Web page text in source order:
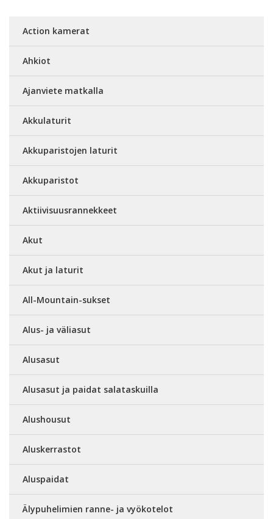
Action kamerat
Ahkiot
Ajanviete matkalla
Akkulaturit
Akkuparistojen laturit
Akkuparistot
Aktiivisuusrannekkeet
Akut
Akut ja laturit
All-Mountain-sukset
Alus- ja väliasut
Alusasut
Alusasut ja paidat salataskuilla
Alushousut
Aluskerrastot
Aluspaidat
Älypuhelimien ranne- ja vyökotelot